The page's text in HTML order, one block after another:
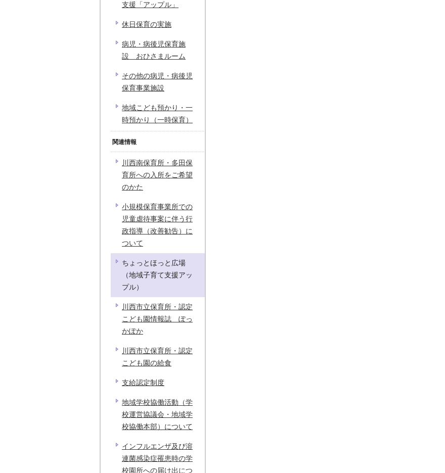
支援「アップル」
休日保育の実施
病児・病後児保育施
設 おひさまルーム
その他の病児・病後児
保育事業施設
地域こども預かり・一
時預かり（一時保育）
関連情報
川西南保育所・多田保
育所への入所をご希望
のかた
小規模保育事業所での
児童虐待事案に伴う行
政指導（改善勧告）に
ついて
ちょっとほっと広場
（地域子育て支援アッ
プル）
川西市立保育所・認定
こども園情報誌 ぽっ
かぽか
川西市立保育所・認定
こども園の給食
支給認定制度
地域学校協働活動（学
校運営協議会・地域学
校協働本部）について
インフルエンザ及び溶
連菌感染症罹患時の学
校園所への届け出につ